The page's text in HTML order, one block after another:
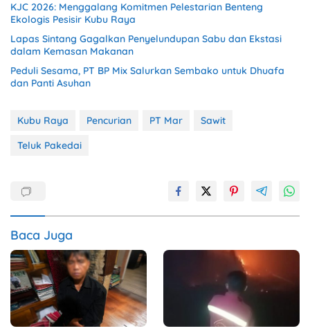
KJC 2026: Menggalang Komitmen Pelestarian Benteng
Ekologis Pesisir Kubu Raya
Lapas Sintang Gagalkan Penyelundupan Sabu dan Ekstasi
dalam Kemasan Makanan
Peduli Sesama, PT BP Mix Salurkan Sembako untuk Dhuafa
dan Panti Asuhan
Kubu Raya Pencurian PT Mar
Sawit
Teluk Pakedai
Baca Juga